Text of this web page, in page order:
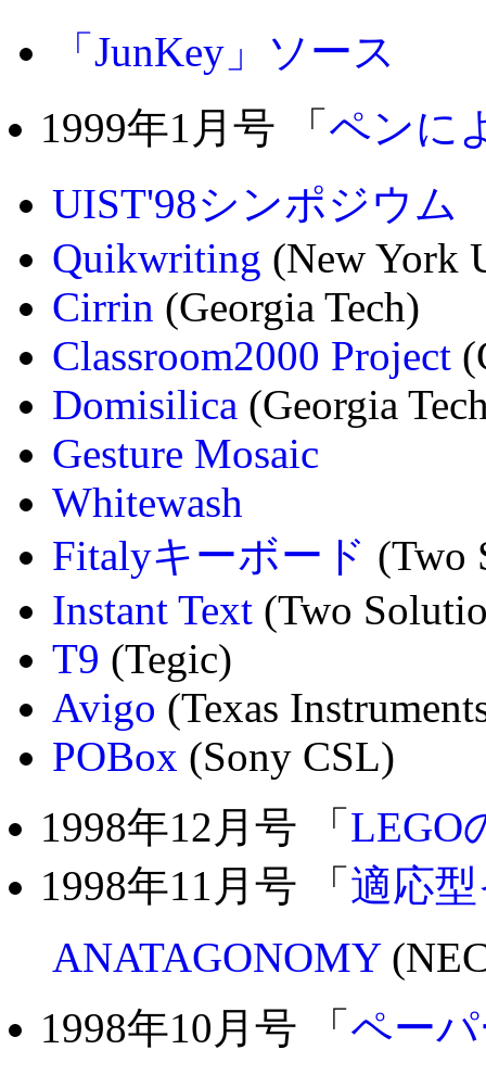
「JunKey」ソース
1999年1月号 「 ペンに
UIST'98シンポジウム
Quikwriting (New York
Cirrin (Georgia Tech)
Classroom2000 Project
Domisilica (Georgia
Gesture Mosaic
Whitewash
Fitalyキーボード (Two
Instant Text (Two
T9 (Tegic)
Avigo (Texas
POBox (Sony CSL)
1998年12月号 「 LEGO
1998年11月号 「 適応
ANATAGONOMY
1998年10月号 「 ペー